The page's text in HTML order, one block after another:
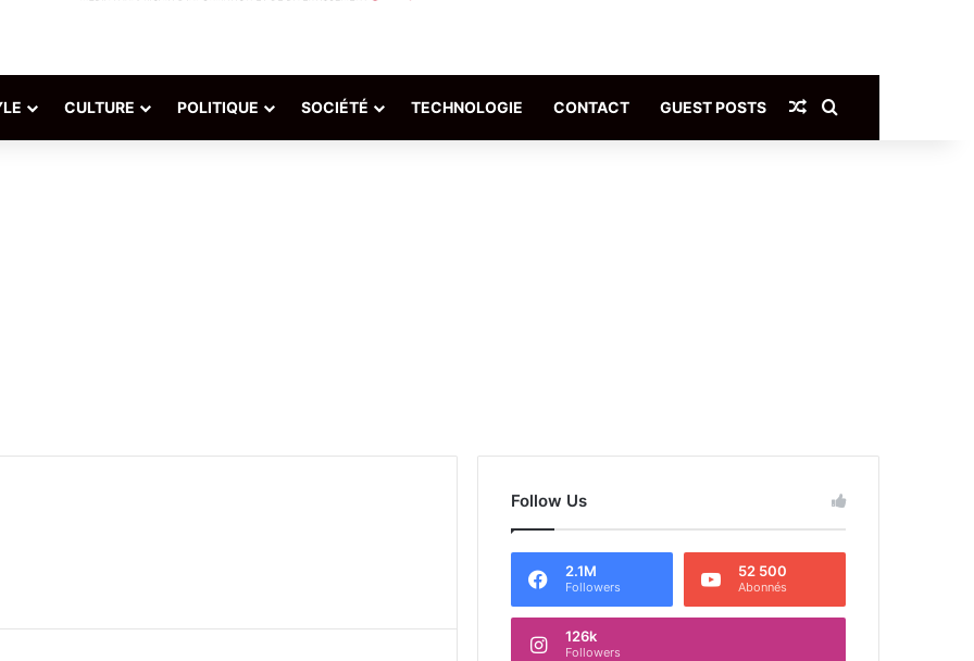
CULTURE POLITIQUE SOCIÉTÉ TECHNOLOGIE CONTACT GUEST POSTS Article Aléatoire
Follow Us
2.1M
Followers
52 500
Abonnés
126k
Followers